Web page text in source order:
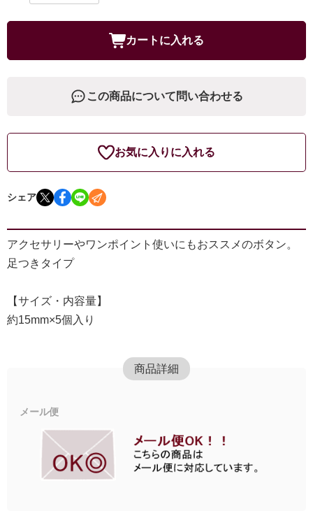
カートに入れる
この商品について問い合わせる
お気に入りに入れる
シェア
アクセサリーやワンポイント使いにもおススメのボタン。
足つきタイプ
【サイズ・内容量】
約15mm×5個入り
商品詳細
メール便